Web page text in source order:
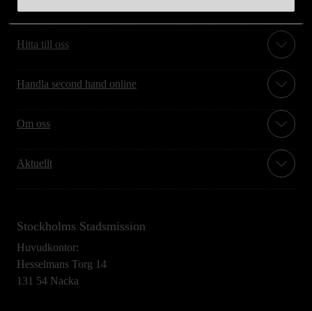
Hitta till oss
Handla second hand online
Om oss
Aktuellt
Stockholms Stadsmission
Huvudkontor:
Hesselmans Torg 14
131 54 Nacka